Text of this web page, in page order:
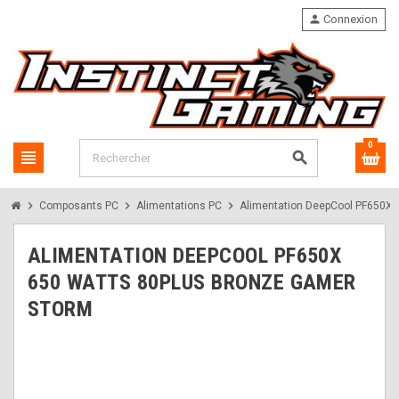
view_headline search
person Connexion
0
chevron_right Composants PC chevron_right Alimentations PC chevron_right Alimentation DeepCool
ALIMENTATION DEEPCOOL PF650X
650 WATTS 80PLUS BRONZE GAMER
STORM